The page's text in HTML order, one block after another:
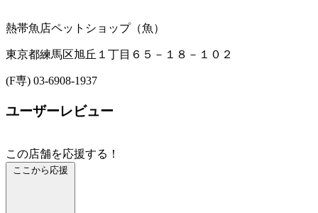
熱帯魚店ペットショップ（魚）
東京都練馬区旭丘１丁目６５－１８－１０２
(F専) 03-6908-1937
ユーザーレビュー
この店舗を応援する！
ここから応援